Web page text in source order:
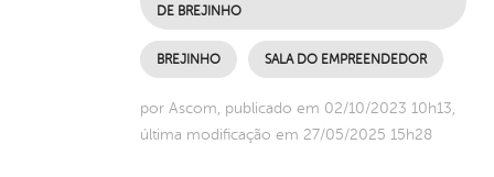
DE BREJINHO
BREJINHO SALA DO EMPREENDEDOR
por Ascom, publicado em 02/10/2023 10h13,
última modificação em 27/05/2025 15h28